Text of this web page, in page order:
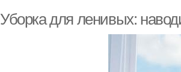
Уборка для ленивых: